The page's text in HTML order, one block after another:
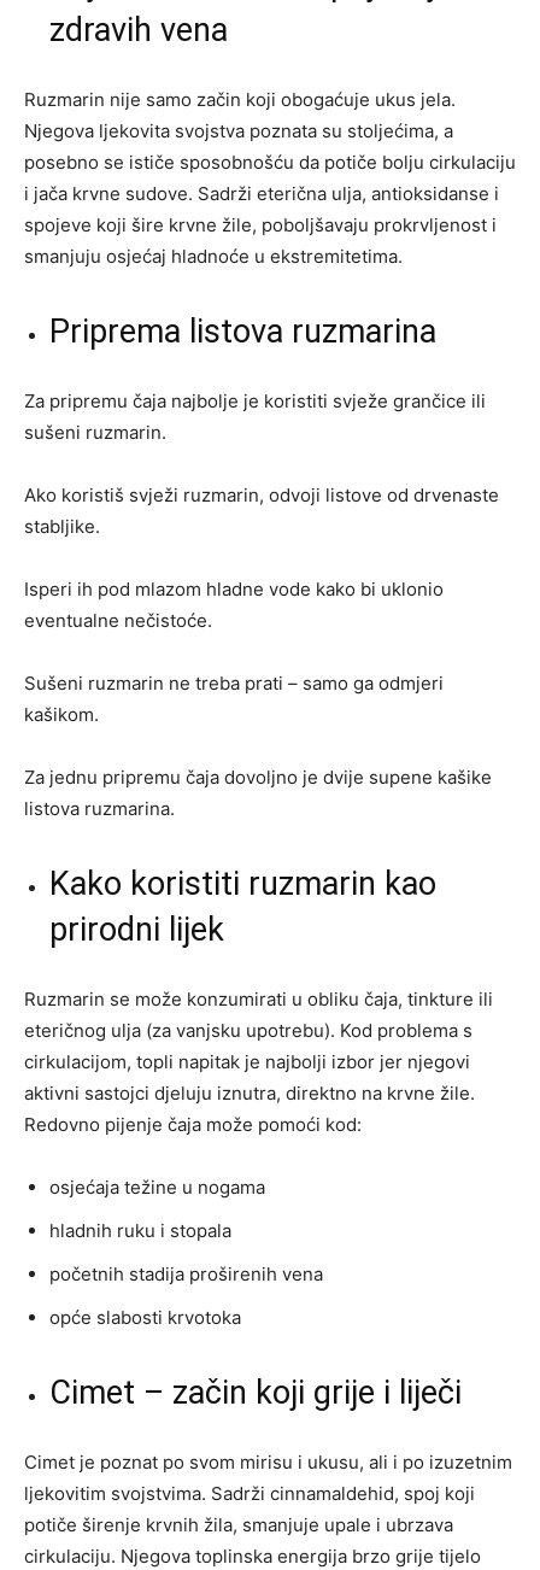
zdravih vena
Ruzmarin nije samo začin koji obogaćuje ukus jela.
Njegova ljekovita svojstva poznata su stoljećima, a
posebno se ističe sposobnošću da potiče bolju cirkulaciju
i jača krvne sudove. Sadrži eterična ulja, antioksidanse i
spojeve koji šire krvne žile, poboljšavaju prokrvljenost i
smanjuju osjećaj hladnoće u ekstremitetima.
Priprema listova ruzmarina
Za pripremu čaja najbolje je koristiti svježe grančice ili
sušeni ruzmarin.
Ako koristiš svježi ruzmarin, odvoji listove od drvenaste
stabljike.
Isperi ih pod mlazom hladne vode kako bi uklonio
eventualne nečistoće.
Sušeni ruzmarin ne treba prati – samo ga odmjeri
kašikom.
Za jednu pripremu čaja dovoljno je dvije supene kašike
listova ruzmarina.
Kako koristiti ruzmarin kao
prirodni lijek
Ruzmarin se može konzumirati u obliku čaja, tinkture ili
eteričnog ulja (za vanjsku upotrebu). Kod problema s
cirkulacijom, topli napitak je najbolji izbor jer njegovi
aktivni sastojci djeluju iznutra, direktno na krvne žile.
Redovno pijenje čaja može pomoći kod:
osjećaja težine u nogama
hladnih ruku i stopala
početnih stadija proširenih vena
opće slabosti krvotoka
Cimet – začin koji grije i liječi
Cimet je poznat po svom mirisu i ukusu, ali i po izuzetnim
ljekovitim svojstvima. Sadrži cinnamaldehid, spoj koji
potiče širenje krvnih žila, smanjuje upale i ubrzava
cirkulaciju. Njegova toplinska energija brzo grije tijelo